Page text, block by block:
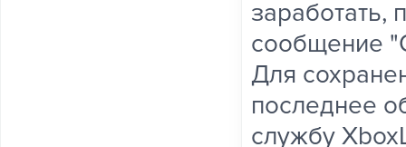
заработать,
сообщение
Для
последнее
службу